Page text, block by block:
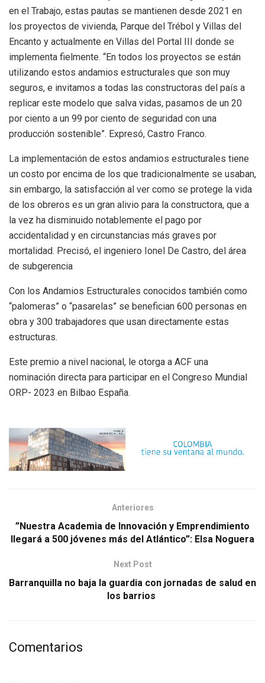
en el Trabajo, estas pautas se mantienen desde 2021 en
los proyectos de vivienda, Parque del Trébol y Villas del
Encanto y actualmente en Villas del Portal III donde se
implementa fielmente. “En todos los proyectos se están
utilizando estos andamios estructurales que son muy
seguros, e invitamos a todas las constructoras del país a
replicar este modelo que salva vidas, pasamos de un 20
por ciento a un 99 por ciento de seguridad con una
producción sostenible”. Expresó, Castro Franco.
La implementación de estos andamios estructurales tiene
un costo por encima de los que tradicionalmente se usaban,
sin embargo, la satisfacción al ver como se protege la vida
de los obreros es un gran alivio para la constructora, que a
la vez ha disminuido notablemente el pago por
accidentalidad y en circunstancias más graves por
mortalidad. Precisó, el ingeniero Ionel De Castro, del área
de subgerencia
Con los Andamios Estructurales conocidos también como
“palomeras” o “pasarelas” se benefician 600 personas en
obra y 300 trabajadores que usan directamente estas
estructuras.
Este premio a nivel nacional, le otorga a ACF una
nominación directa para participar en el Congreso Mundial
ORP- 2023 en Bilbao España.
Anteriores
”Nuestra Academia de Innovación y Emprendimiento
llegará a 500 jóvenes más del Atlántico”: Elsa Noguera
Next Post
Barranquilla no baja la guardia con jornadas de salud en
los barrios
Comentarios